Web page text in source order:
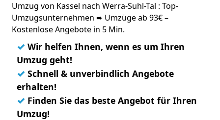
Umzug von Kassel nach Werra-Suhl-Tal : Top-
Umzugsunternehmen ➨ Umzüge ab 93€ –
Kostenlose Angebote in 5 Min.
✓ Wir helfen Ihnen, wenn es um Ihren
Umzug geht!
✓ Schnell & unverbindlich Angebote
erhalten!
✓ Finden Sie das beste Angebot für Ihren
Umzug!